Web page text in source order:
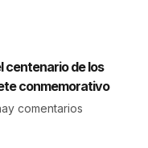
centenario de los
conmemorativo
comentarios